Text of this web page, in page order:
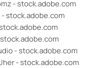
- stock.adobe.com
stock.adobe.com
- stock.adobe.com
- stock.adobe.com